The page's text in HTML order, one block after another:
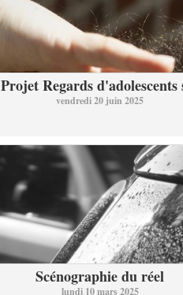
Projet Regards d'adolescents
vendredi 20 juin 2025
Scénographie du réel
lundi 10 mars 2025